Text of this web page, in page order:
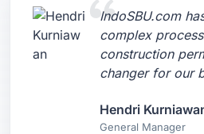
IndoSBU.com
complex
construction
changer for our
Hendri
General Manager